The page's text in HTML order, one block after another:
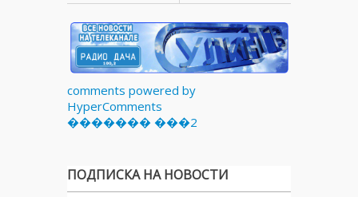
comments powered by
HyperComments
������� ���2
ПОДПИСКА НА НОВОСТИ